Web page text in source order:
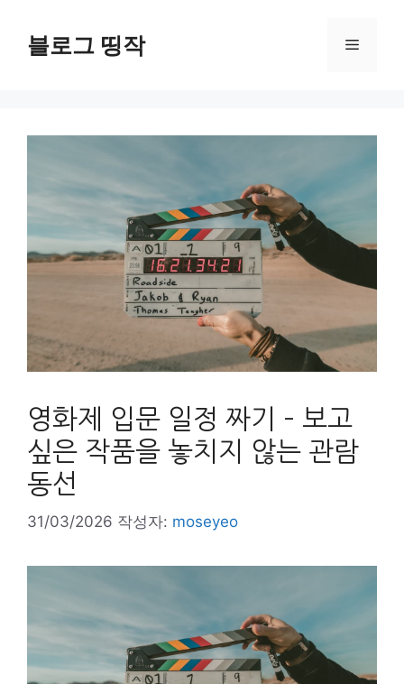
블로그 띵작 메
영화제 입문 일정 짜기 – 보고
싶은 작품을 놓치지 않는 관람
동선
31/03/2026 작성자: moseyeo